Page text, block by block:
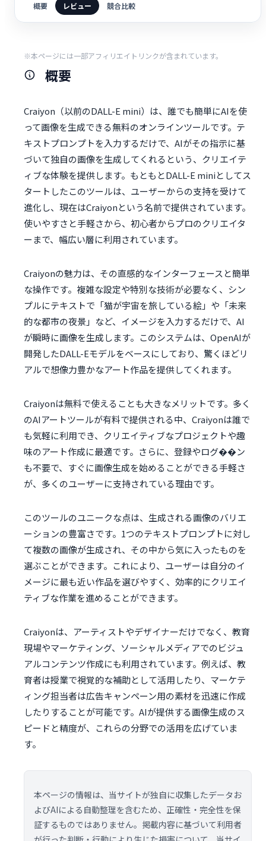
概要 レビュー 競合比較
※本ページには一部アフィリエイトリンクが含まれています。
概要
Craiyon（以前のDALL-E mini）は、誰でも簡単にAIを使
って画像を生成できる無料のオンラインツールです。テ
キストプロンプトを入力するだけで、AIがその指示に基
づいて独自の画像を生成してくれるという、クリエイテ
ィブな体験を提供します。もともとDALL-E miniとしてス
タートしたこのツールは、ユーザーからの支持を受けて
進化し、現在はCraiyonという名前で提供されています。
使いやすさと手軽さから、初心者からプロのクリエイタ
ーまで、幅広い層に利用されています。
Craiyonの魅力は、その直感的なインターフェースと簡単
な操作です。複雑な設定や特別な技術が必要なく、シン
プルにテキストで「猫が宇宙を旅している絵」や「未来
的な都市の夜景」など、イメージを入力するだけで、AI
が瞬時に画像を生成します。このシステムは、OpenAIが
開発したDALL-Eモデルをベースにしており、驚くほどリ
アルで想像力豊かなアート作品を提供してくれます。
Craiyonは無料で使えることも大きなメリットです。多く
のAIアートツールが有料で提供される中、Craiyonは誰で
も気軽に利用でき、クリエイティブなプロジェクトや趣
味のアート作成に最適です。さらに、登録やログ��ン
も不要で、すぐに画像生成を始めることができる手軽さ
が、多くのユーザーに支持されている理由です。
このツールのユニークな点は、生成される画像のバリエ
ーションの豊富さです。1つのテキストプロンプトに対し
て複数の画像が生成され、その中から気に入ったものを
選ぶことができます。これにより、ユーザーは自分のイ
メージに最も近い作品を選びやすく、効率的にクリエイ
ティブな作業を進めることができます。
Craiyonは、アーティストやデザイナーだけでなく、教育
現場やマーケティング、ソーシャルメディアでのビジュ
アルコンテンツ作成にも利用されています。例えば、教
育者は授業で視覚的な補助として活用したり、マーケテ
ィング担当者は広告キャンペーン用の素材を迅速に作成
したりすることが可能です。AIが提供する画像生成のス
ピードと精度が、これらの分野での活用を広げていま
す。
本ページの情報は、当サイトが独自に収集したデータお
よびAIによる自動整理を含むため、正確性・完全性を保
証するものではありません。掲載内容に基づいて利用者